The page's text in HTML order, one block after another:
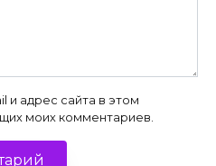
и адрес сайта в этом
моих комментариев.